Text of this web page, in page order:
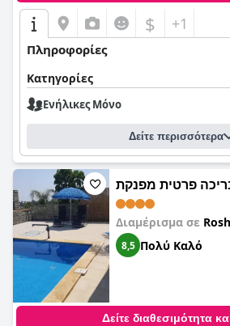
$ +1
Πληροφορίες
Κατηγορίες
Ενήλικες Μόνο
Δείτε περισσότερα
פרטית מפנקת
Διαμέρισμα σε
8,5 Πολύ Καλό
Δείτε διαθεσιμότητα